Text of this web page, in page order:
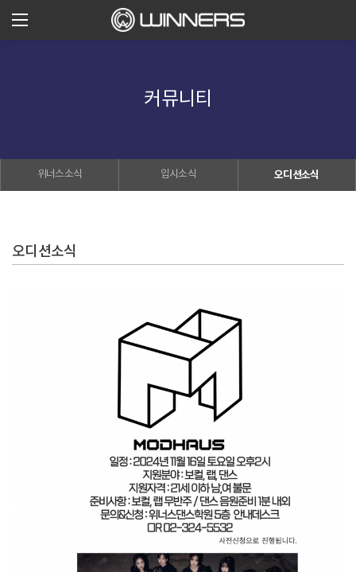
커뮤니티
위너스소식 입시소식 오디션소식
오디션소식